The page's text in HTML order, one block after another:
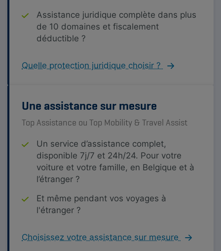
Assistance juridique complète dans plus
de 10 domaines et fiscalement
déductible ?
Quelle protection juridique choisir ?
Une assistance sur mesure
Top Assistance ou Top Mobility & Travel Assist
Un service d’assistance complet,
disponible 7j/7 et 24h/24. Pour votre
voiture et votre famille, en Belgique et à
l’étranger ?
Et même pendant vos voyages à
l'étranger ?
Choisissez votre assistance sur mesure